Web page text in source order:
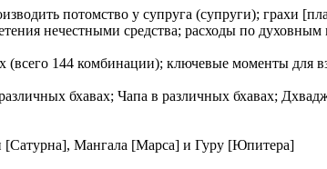
потомство у супруга (супруги); грахи
нечестными средства; расходы по
(всего 144 комбинации); ключевые моменты
бхaвах; Чaпа в различных бхaвах;
Мангала [Марса] и Гуру [Юпитера]